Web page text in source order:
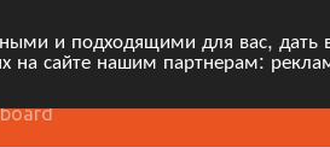
и подходящими для вас, дать
сайте нашим партнерам: